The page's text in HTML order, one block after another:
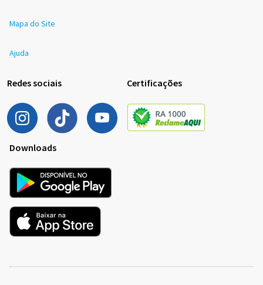
Mapa do Site
Ajuda
Redes sociais Certificações
Downloads